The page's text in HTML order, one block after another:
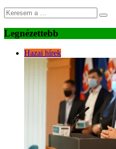
Legnézettebb
Hazai hírek